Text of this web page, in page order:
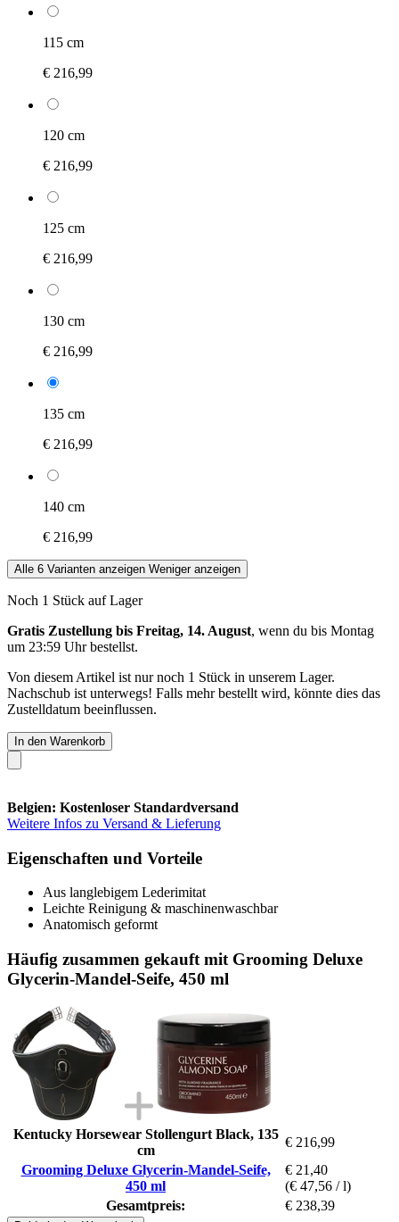
115 cm
€ 216,99
120 cm
€ 216,99
125 cm
€ 216,99
130 cm
€ 216,99
135 cm
€ 216,99
140 cm
€ 216,99
Alle 6 Varianten anzeigen Weniger anzeigen
Noch 1 Stück auf Lager
Gratis Zustellung bis Freitag, 14. August, wenn du bis Montag
um 23:59 Uhrbestellst.
Von diesem Artikel ist nur noch 1 Stück in unserem Lager.
Nachschub ist unterwegs! Falls mehr bestellt wird, könnte dies das
Zustelldatum beeinflussen.
In den Warenkorb
Belgien: Kostenloser Standardversand
Weitere Infos zu Versand & Lieferung
Eigenschaften und Vorteile
Aus langlebigem Lederimitat
Leichte Reinigung & maschinenwaschbar
Anatomisch geformt
Häufig zusammen gekauft mit Grooming Deluxe
Glycerin-Mandel-Seife, 450 ml
Kentucky Horsewear Stollengurt Black, 135
cm
€ 216,99
Grooming Deluxe Glycerin-Mandel-Seife,
450 ml
€ 21,40
(€ 47,56 / l)
Gesamtpreis:
€ 238,39